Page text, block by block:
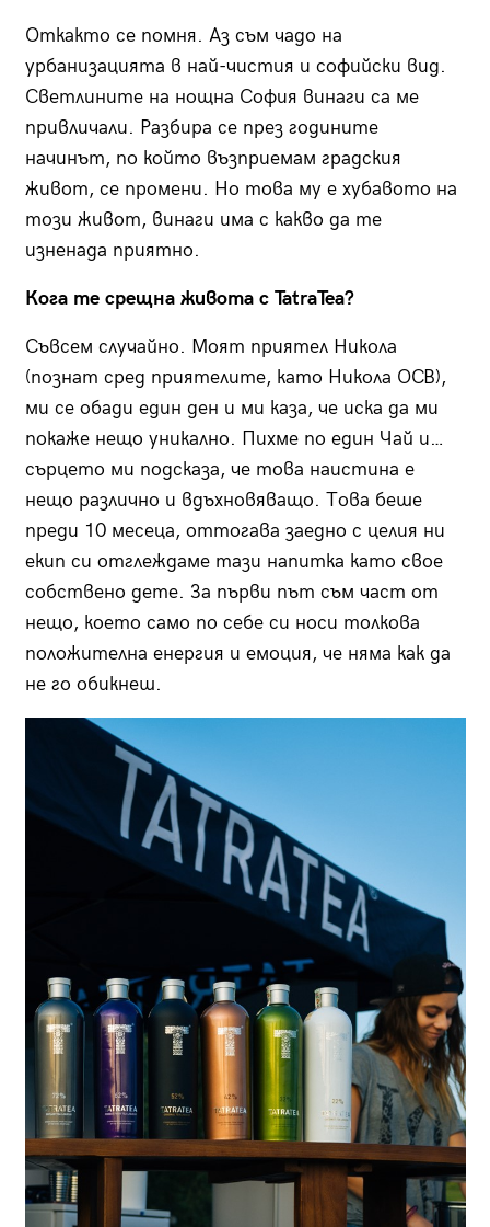
Откакто се помня. Аз съм чадо на
урбанизацията в най-чистия и софийски вид.
Светлините на нощна София винаги са ме
привличали. Разбира се през годините
начинът, по който възприемам градския
живот, се промени. Но това му е хубавото на
този живот, винаги има с какво да те
изненада приятно.
Кога те срещна живота с TatraTea?
Съвсем случайно. Моят приятел Никола
(познат сред приятелите, като Никола OCB),
ми се обади един ден и ми каза, че иска да ми
покаже нещо уникално. Пихме по един Чай и…
сърцето ми подсказа, че това наистина е
нещо различно и вдъхновяващо. Това беше
преди 10 месеца, оттогава заедно с целия ни
екип си отглеждаме тази напитка като свое
собствено дете. За първи път съм част от
нещо, което само по себе си носи толкова
положителна енергия и емоция, че няма как да
не го обикнеш.